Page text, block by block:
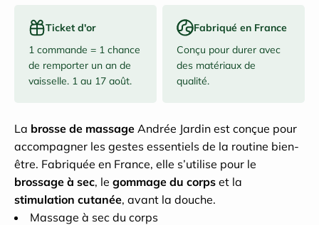
Ticket d'or
1 commande = 1 chance
de remporter un an de
vaisselle. 1 au 17 août.
Fabriqué en France
Conçu pour durer avec
des matériaux de
qualité.
La brosse de massage Andrée Jardin est conçue pour
accompagner les gestes essentiels de la routine bien-
être. Fabriquée en France, elle s’utilise pour le
brossage à sec, le gommage du corps et la
stimulation cutanée, avant la douche.
Massage à sec du corps